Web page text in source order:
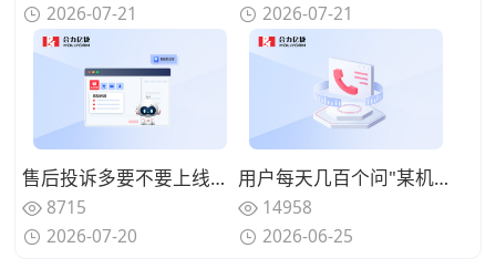
2026-07-21
2026-07-21
售后投诉多要不要上线呼叫中心系统？规范来电处理标准
8715
2026-07-20
用户每天几百个问"某机型回收多少钱"、人工查型号报价慢还漏单？用智能电话呼叫中心系统自动识别型号并实时报价
14958
2026-06-25